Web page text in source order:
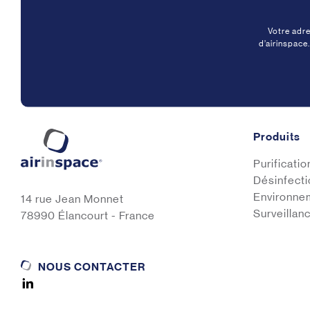
Votre
14 rue Jean Monnet
78990 Élancourt - France
NOUS CONTACTER
Produits